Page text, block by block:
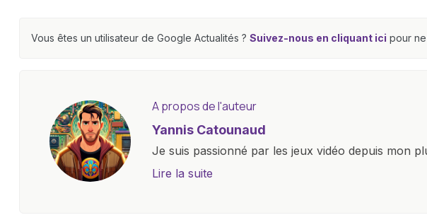
Vous êtes un utilisateur de Google Actualités ? Suivez-nous en cliquant ici pour
A propos de l'auteur
Yannis Catounaud
Je suis passionné par les jeux vidéo depuis mon
l'univers numérique m'a conduit à explorer
Lire la suite